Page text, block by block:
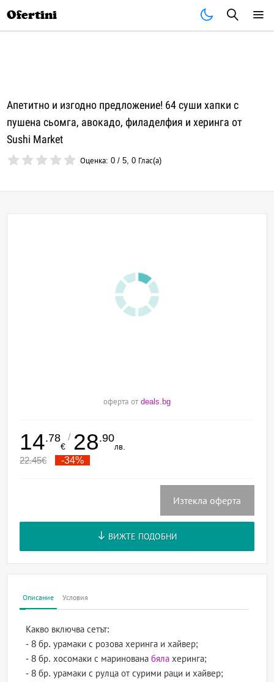
Ofertini
Апетитно и изгодно предложение! 64 суши хапки с
пушена сьомга, авокадо, филаделфия и херинга от
Sushi Market
Оценка:0 /5,0 Глас(а)
оферта от deals.bg
14.78
€
/ 28.90
лв.
22.45€ -34%
Изтекла оферта
ВИЖТЕ ПОДОБНИ
Описание Условия
Какво включва сетът:
- 8 бр. урамаки с розова херинга и хайвер;
- 8 бр. хосомаки с маринованабяла херинга;
- 8 бр. урамаки с рулца от сурими раци и хайвер;